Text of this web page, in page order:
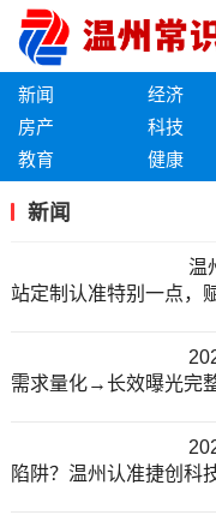
新闻 经济
房产
科技
教育
健康
新闻
温
站定制认准特别一点，
需求量化→长效曝光完
陷阱？温州认准捷创科